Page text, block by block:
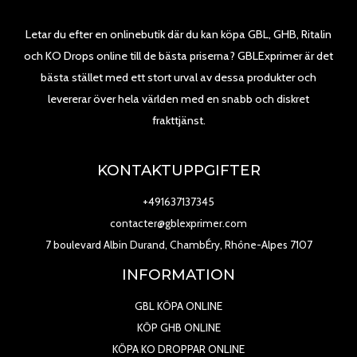
Letar du efter en onlinebutik där du kan köpa GBL, GHB, Ritalin
och KO Drops online till de bästa priserna? GBLExprimer är det
bästa stället med ett stort urval av dessa produkter och
levererar över hela världen med en snabb och diskret
frakttjänst.
KONTAKTUPPGIFTER
+491637137345
contacter@gblexprimer.com
7 boulevard Albin Durand, ChambÉry, Rhône-Alpes 7107
INFORMATION
GBL KÖPA ONLINE
KÖP GHB ONLINE
KÖPA KO DROPPAR ONLINE